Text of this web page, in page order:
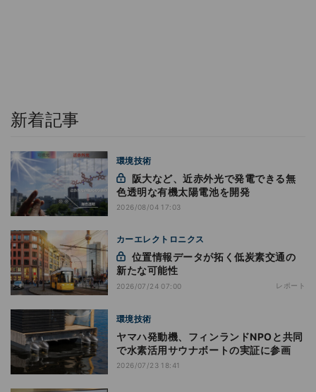
新着記事
環境技術
色透明な有機太陽電池を開発
2026/08/04 17:03
カーエレクトロニクス
新たな可能性
2026/07/24 07:00 レポート
環境技術
ヤマハ発動機、フィンランドNPOと共同
で水素活用サウナボートの実証に参画
2026/07/23 18:41